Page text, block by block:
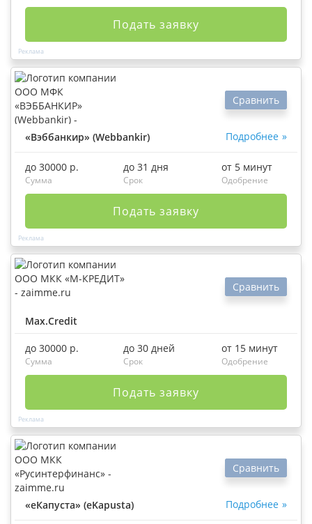
Подать заявку
«Вэббанкир» (Webbankir) Подробнее
Сравнить
до 30000 р.
Сумма
до 31 дня
Срок
от 5 минут
Одобрение
Подать заявку
Max.Credit
Сравнить
до 30000 р.
Сумма
до 30 дней
Срок
от 15 минут
Одобрение
Подать заявку
«еКапуста» (eKapusta) Подробнее
Сравнить